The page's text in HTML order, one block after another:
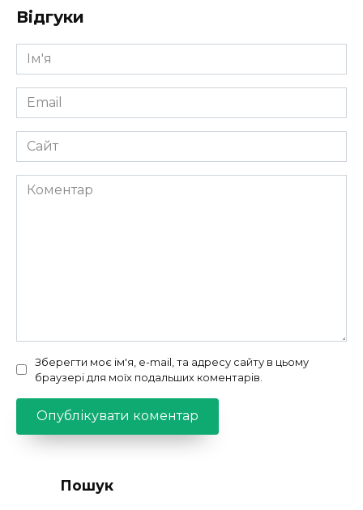
Відгуки
Ім'я
*
Email
*
Сайт
Коментар
Зберегти моє ім'я, e-mail, та адресу сайту в цьому
браузері для моїх подальших коментарів.
Пошук